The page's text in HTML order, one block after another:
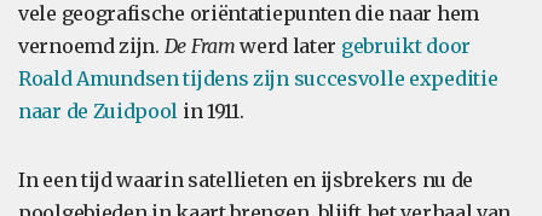
vele geografische oriëntatiepunten die naar hem
vernoemd zijn. De Framwerd later gebruikt door
Roald Amundsen tijdens zijn succesvolle expeditie
naar de Zuidpool in 1911.
In een tijd waarin satellieten en ijsbrekers nu de